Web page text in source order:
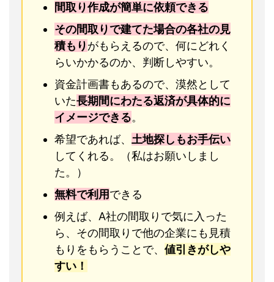
間取り作成が簡単に依頼できる
その間取りで建てた場合の各社の見
積もりがもらえるので、何にどれく
らいかかるのか、判断しやすい。
資金計画書もあるので、漠然として
いた長期間にわたる返済が具体的に
イメージできる。
希望であれば、 土地探しもお手伝い
してくれる。（私はお願いしまし
た。）
無料で利用できる
例えば、A社の間取りで気に入った
ら、その間取りで他の企業にも見積
もりをもらうことで、 値引きがしや
すい！